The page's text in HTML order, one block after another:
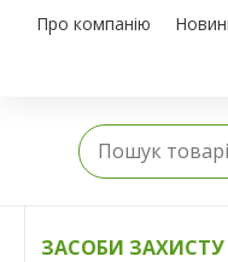
Про компанію
ЗАСОБИ